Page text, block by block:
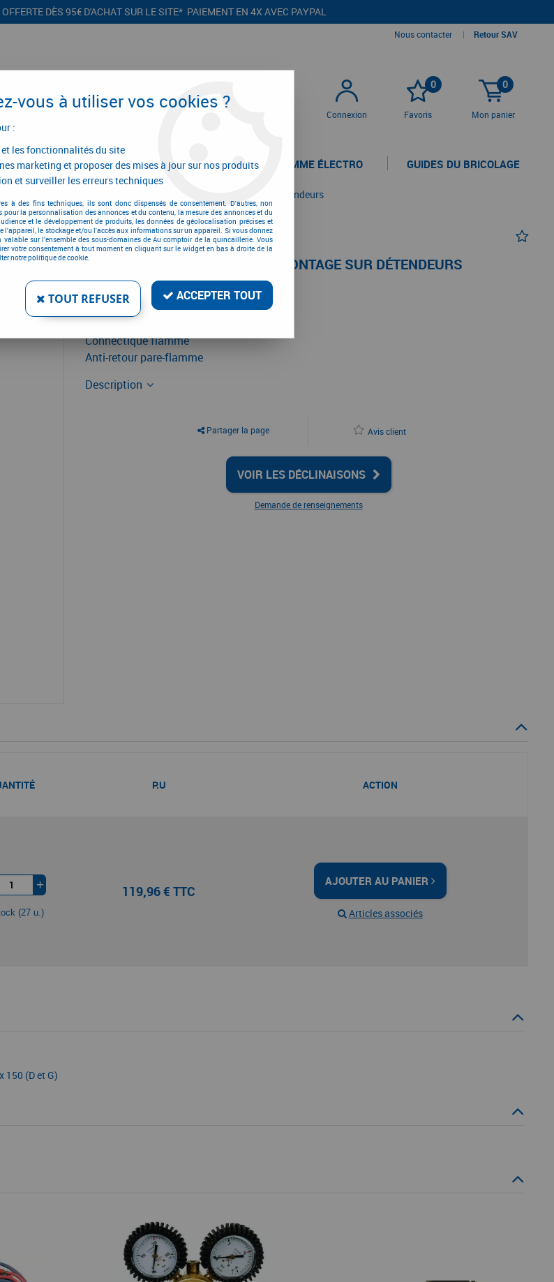
DÈS 95€ D'ACHAT SUR LE SITE* PAIEMENT EN 4X AVEC PAYPAL
Nous contacter | Retour SAV
Connexion
0
Favoris
0
Mon panier
PROMOTIONS LA GAMME ÉLECTRO GUIDES DU BRICOLAGE
Anti-retour pare-flamme montage sur détendeurs
ANTI-RETOUR PARE-FLAMME MONTAGE SUR DÉTENDEURS
Réf. :4923
119,96 €TTC
Connectique flamme
Anti-retour pare-flamme
Description
Partager la page Avis client
VOIR LES DÉCLINAISONS
Demande de renseignements
P.U ACTION
+
(27 u.)
119,96 € TTC
AJOUTER AU PANIER
Articles associés
150 (D et G)
vous à utiliser vos cookies ?
:
les fonctionnalités du site
marketing et proposer des mises à jour sur nos produits
et surveiller les erreurs techniques
à des fins techniques, ils sont donc dispensés de consentement. D'autres, non
la personnalisation des annonces et du contenu, la mesure des annonces et du
et le développement de produits, les données de géolocalisation précises et
le stockage et/ou l'accès aux informations sur un appareil. Si vous donnez
valable sur l’ensemble des sous-domaines de Au comptoir de la quincaillerie. Vous
votre consentement à tout moment en cliquant sur le widget en bas à droite de la
notre politique de cookie.
TOUT REFUSER ACCEPTER TOUT